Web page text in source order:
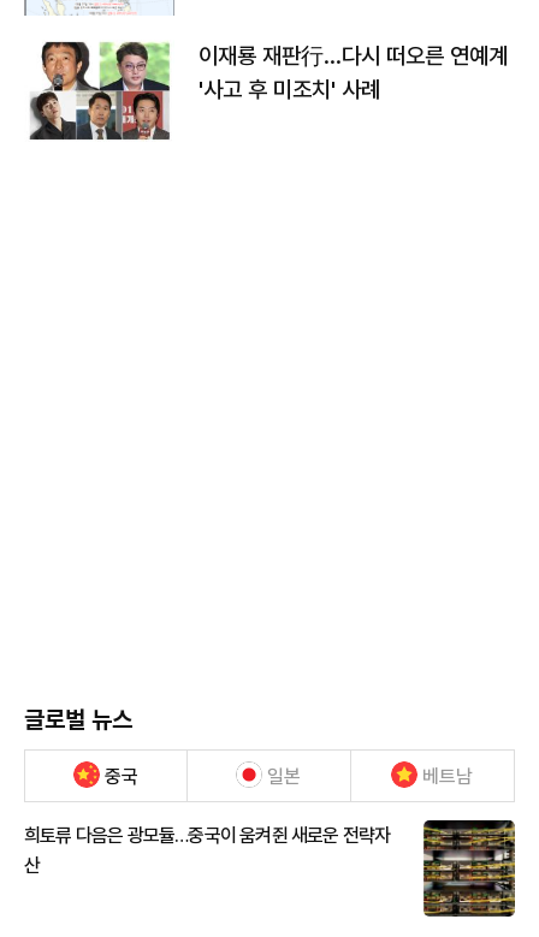
이재룡 재판行…다시 떠오른 연예계
'사고 후 미조치' 사례
글로벌 뉴스
중국 일본 베트남
희토류 다음은 광모듈…중국이 움켜쥔 새로운 전략자
산